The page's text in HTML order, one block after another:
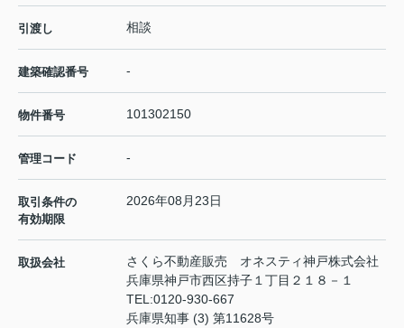
引渡し 相談
建築確認番号 -
物件番号 101302150
管理コード -
取引条件の
有効期限
2026年08月23日
取扱会社
さくら不動産販売 オネスティ神戸株式会社
兵庫県神戸市西区持子１丁目２１８－１
TEL:0120-930-667
兵庫県知事 (3) 第11628号